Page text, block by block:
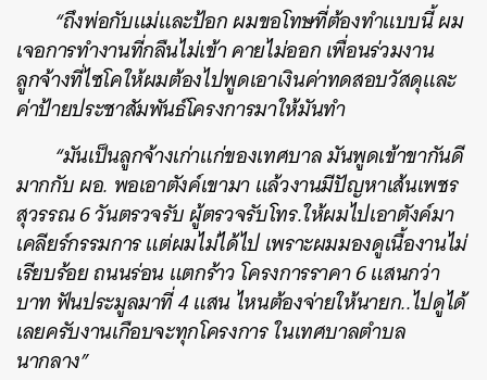
“ถึงพ่อกับแม่และป้อก ผมขอโทษที่ต้องทำแบบนี้ ผม
เจอการทำงานที่กลืนไม่เข้า คายไม่ออก เพื่อนร่วมงาน
ลูกจ้างที่ไซโคให้ผมต้องไปพูดเอาเงินค่าทดสอบวัสดุและ
ค่าป้ายประชาสัมพันธ์โครงการมาให้มันทำ
“มันเป็นลูกจ้างเก่าแก่ของเทศบาล มันพูดเข้าขากันดี
มากกับ ผอ. พอเอาตังค์เขามา แล้วงานมีปัญหาเส้นเพชร
สุวรรณ 6 วันตรวจรับ ผู้ตรวจรับโทร.ให้ผมไปเอาตังค์มา
เคลียร์กรรมการ แต่ผมไม่ได้ไป เพราะผมมองดูเนื้องานไม่
เรียบร้อย ถนนร่อน แตกร้าว โครงการราคา 6 แสนกว่า
บาท ฟันประมูลมาที่ 4 แสน ไหนต้องจ่ายให้นายก..ไปดูได้
เลยครับงานเกือบจะทุกโครงการ ในเทศบาลตำบล
นากลาง”